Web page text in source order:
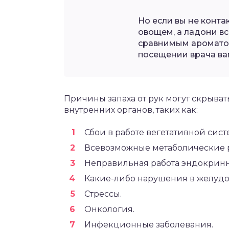
Но если вы не
овощем, а ладони
сравнимым
посещении врача
Причины запаха от рук могут
внутренних органов, таких как:
Сбои в работе вегетативной
Всевозможные метаболические
Неправильная работа
Какие-либо нарушения в
Стрессы.
Онкология.
Инфекционные заболевания.